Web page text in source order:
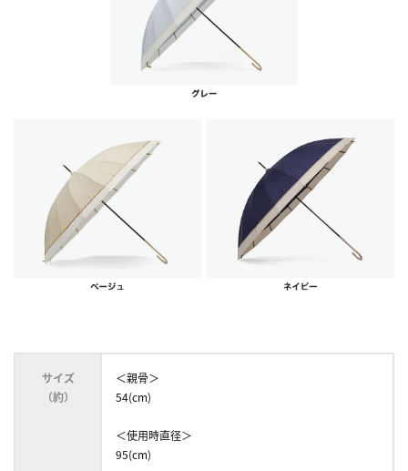
サイズ
（約）
＜親骨＞
54(cm)
＜使用時直径＞
95(cm)